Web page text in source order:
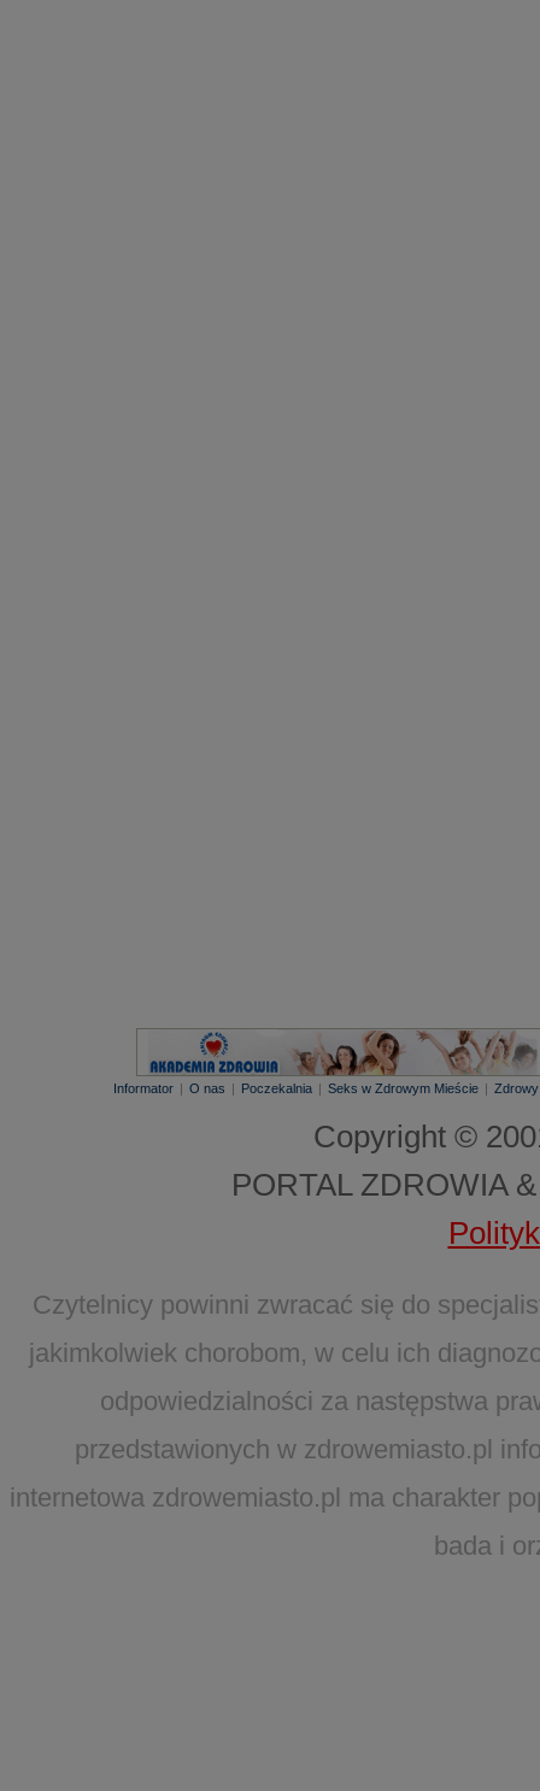
Informator | O nas | Poczekalnia | Seks w Zdrowym Mieście |
Copyright ©
PORTAL ZDROWIA
Czytelnicy powinni zwracać się do
jakimkolwiek chorobom, w celu ich
odpowiedzialności za następstwa
przedstawionych w zdrowemiasto.pl
internetowa zdrowemiasto.pl ma charakter
bada i